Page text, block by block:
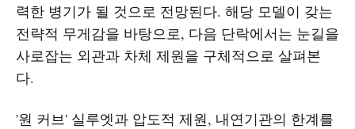
력한 병기가 될 것으로 전망된다. 해당 모델이 갖는
전략적 무게감을 바탕으로, 다음 단락에서는 눈길을
사로잡는 외관과 차체 제원을 구체적으로 살펴본
다.
'원 커브' 실루엣과 압도적 제원, 내연기관의 한계를